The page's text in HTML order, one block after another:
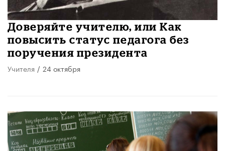
Доверяйте учителю, или Как
повысить статус педагога без
поручения президента
Учителя / 24 октября